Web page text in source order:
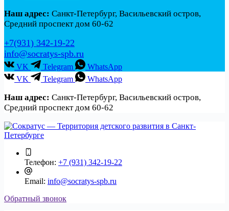
Наш адрес: Санкт-Петербург, Васильевский остров,
Средний проспект дом 60-62
+7(931) 342-19-22
info@socratys-spb.ru
VK Telegram
WhatsApp
VK
Telegram WhatsApp
Наш адрес: Санкт-Петербург, Васильевский остров,
Средний проспект дом 60-62
Телефон: +7 (931) 342-19-22
Email: info@socratys-spb.ru
Обратный звонок